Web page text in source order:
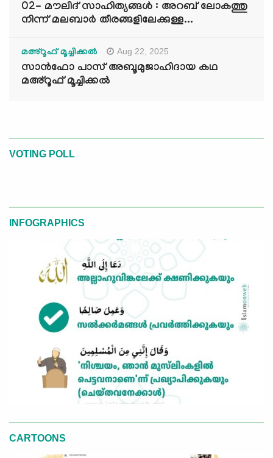
02- മൗലിദ് സാഹിത്യങ്ങൾ : അറബ് ലോകത്തു
നിന്ന് മലബാർ തീരങ്ങളിലേക്കുള്ള...
മഅ്റൂഫ് മൂച്ചിക്കല്‍ Aug 22, 2025
സാൻഫോ പാസ് അബൂമുജാഹിദായ കഥ
മഅ്റൂഫ് മൂച്ചിക്കല്‍
VOTING POLL
INFOGRAPHICS
CARTOONS